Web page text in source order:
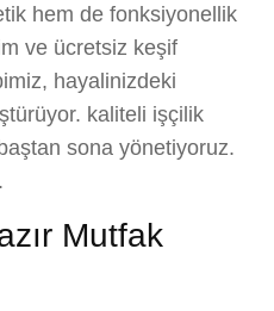
hem de fonksiyonellik
ve ücretsiz keşif
hayalinizdeki
kaliteli işçilik
sona yönetiyoruz.
.
Mutfak